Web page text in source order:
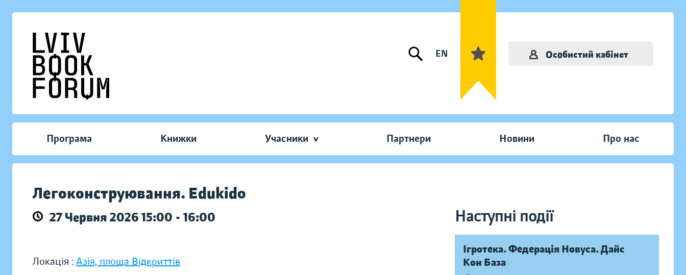
EN Особистий кабінет
Програма Книжки Учасники Партнери Новини Про нас
Легоконструювання. Edukido
27 Червня 2026 15:00 - 16:00 Наступні події
Локація : Азія, площа Відкриттів
Ігротека. Федерація Новуса. Дайс
Кон База